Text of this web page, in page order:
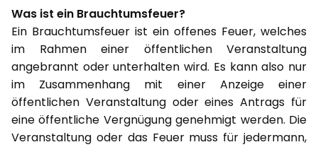
Was ist ein Brauchtumsfeuer?
Ein Brauchtumsfeuer ist ein offenes Feuer, welches
im Rahmen einer öffentlichen Veranstaltung
angebrannt oder unterhalten wird. Es kann also nur
im Zusammenhang mit einer Anzeige einer
öffentlichen Veranstaltung oder eines Antrags für
eine öffentliche Vergnügung genehmigt werden. Die
Veranstaltung oder das Feuer muss für jedermann,